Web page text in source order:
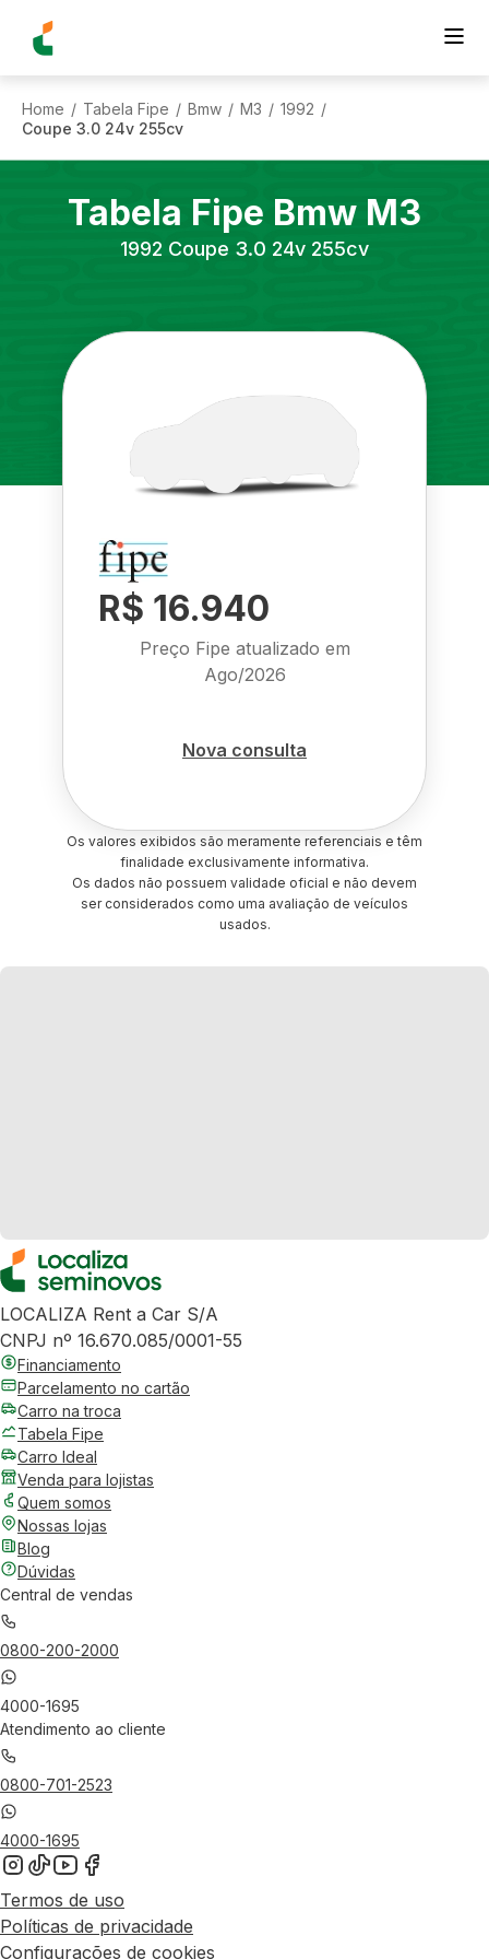
Home / Tabela Fipe / Bmw / M3 / 1992 /
Coupe 3.0 24v 255cv
Tabela Fipe Bmw M3
1992 Coupe 3.0 24v 255cv
R$ 16.940
Preço Fipe atualizado em
Ago/2026
Nova consulta
Os valores exibidos são meramente referenciais e têm
finalidade exclusivamente informativa.
Os dados não possuem validade oficial e não devem
ser considerados como uma avaliação de veículos
usados.
LOCALIZA Rent a Car S/A
CNPJ nº 16.670.085/0001-55
Financiamento
Parcelamento no cartão
Carro na troca
Tabela Fipe
Carro Ideal
Venda para lojistas
Quem somos
Nossas lojas
Blog
Dúvidas
Central de vendas
0800-200-2000
4000-1695
Atendimento ao cliente
0800-701-2523
4000-1695
Termos de uso
Políticas de privacidade
Configurações de cookies